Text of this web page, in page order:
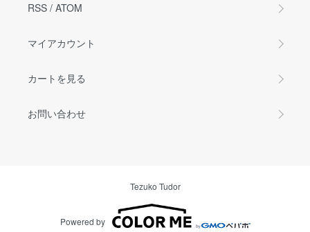
RSS / ATOM
マイアカウント
カートを見る
お問い合わせ
Tezuko Tudor
Powered by